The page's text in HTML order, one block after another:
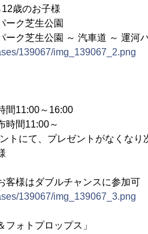
歳のお子様
ーク芝生公園
ク芝生公園 ～ 汽車道 ～ 運河
139067/img_139067_2.png
間11:00～16:00
11:00～
プレゼントがなくなり次
客様はダブルチャンスに参加可
139067/img_139067_3.png
フォトプロップス」